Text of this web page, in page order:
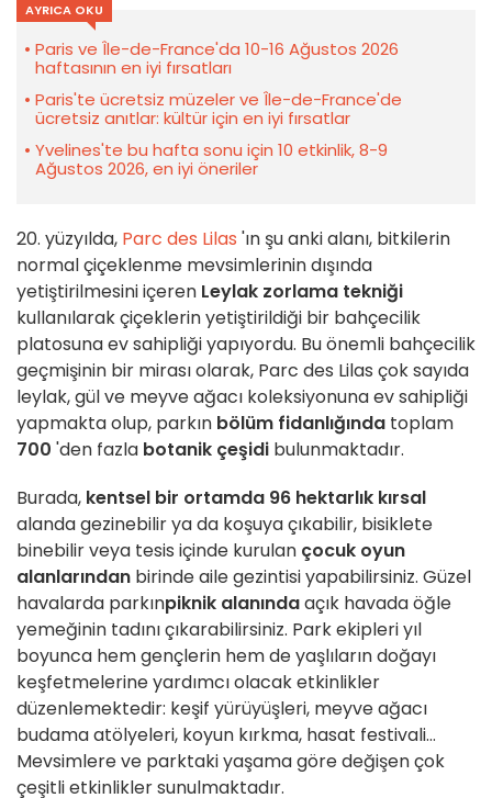
AYRICA OKU
Paris ve Île-de-France'da 10-16 Ağustos 2026
haftasının en iyi fırsatları
Paris'te ücretsiz müzeler ve Île-de-France'de
ücretsiz anıtlar: kültür için en iyi fırsatlar
Yvelines'te bu hafta sonu için 10 etkinlik, 8-9
Ağustos 2026, en iyi öneriler
20. yüzyılda, Parc des Lilas 'ın şu anki alanı, bitkilerin
normal çiçeklenme mevsimlerinin dışında
yetiştirilmesini içeren Leylak zorlama tekniği
kullanılarak çiçeklerin yetiştirildiği bir bahçecilik
platosuna ev sahipliği yapıyordu. Bu önemli bahçecilik
geçmişinin bir mirası olarak, Parc des Lilas çok sayıda
leylak, gül ve meyve ağacı koleksiyonuna ev sahipliği
yapmakta olup, parkın bölüm fidanlığında toplam
700 'den fazla botanik çeşidi bulunmaktadır.
Burada, kentsel bir ortamda 96 hektarlık kırsal
alanda gezinebilir ya da koşuya çıkabilir, bisiklete
binebilir veya tesis içinde kurulan çocuk oyun
alanlarından birinde aile gezintisi yapabilirsiniz. Güzel
havalarda parkınpiknik alanındaaçık havada öğle
yemeğinin tadını çıkarabilirsiniz. Park ekipleri yıl
boyunca hem gençlerin hem de yaşlıların doğayı
keşfetmelerine yardımcı olacak etkinlikler
düzenlemektedir: keşif yürüyüşleri, meyve ağacı
budama atölyeleri, koyun kırkma, hasat festivali...
Mevsimlere ve parktaki yaşama göre değişen çok
çeşitli etkinlikler sunulmaktadır.